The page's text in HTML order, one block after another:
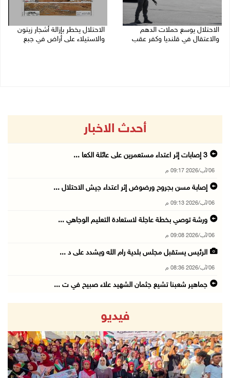
الاحتلال يوسع حملات الدهم
والاعتقال في قلنديا وكفر عقب
الاحتلال يخطر بإزالة أشجار زيتون
والاستيلاء على أراض في جبع
أحدث الاخبار
06/آب/2026 09:17 م
إصابة مسن بجروح ورضوض إثر اعتداء جيش الاحتلال ...
06/آب/2026 09:13 م
ورشة توصي بخطة عاجلة لاستعادة التعليم الوجاهي ...
06/آب/2026 09:08 م
الرئيس يستقبل مجلس بلدية رام الله ويشدد على د ...
06/آب/2026 08:36 م
جماهير شعبنا تشيع جثمان الشهيد علاء صبيح في ت ...
الاحتلال يوسع حملات الدهم والاعتقال في قلنديا ...
06/آب/2026 08:06 م
الرئيس المصري وملك البحرين يشددان على ضرورة ت ...
06/آب/2026 07:57 م
فيديو